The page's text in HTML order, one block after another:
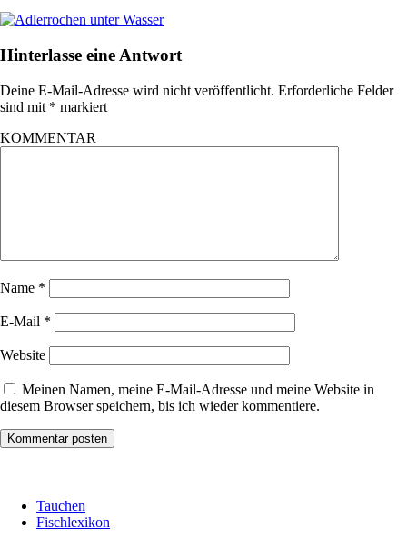
Hinterlasse eine Antwort
Deine E-Mail-Adresse wird nicht veröffentlicht. Erforderliche Felder
sind mit * markiert
KOMMENTAR
Name *
E-Mail *
Website
Meinen Namen, meine E-Mail-Adresse und meine Website in
diesem Browser speichern, bis ich wieder kommentiere.
Tauchen
Fischlexikon